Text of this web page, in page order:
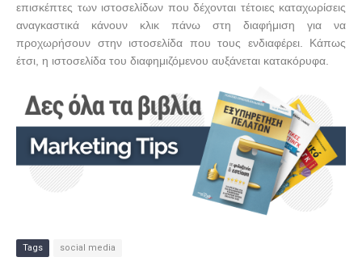
επισκέπτες των ιστοσελίδων που δέχονται τέτοιες καταχωρίσεις
αναγκαστικά κάνουν κλικ πάνω στη διαφήμιση για να
προχωρήσουν στην ιστοσελίδα που τους ενδιαφέρει. Κάπως
έτσι, η ιστοσελίδα του διαφημιζόμενου αυξάνεται κατακόρυφα.
Tags social media